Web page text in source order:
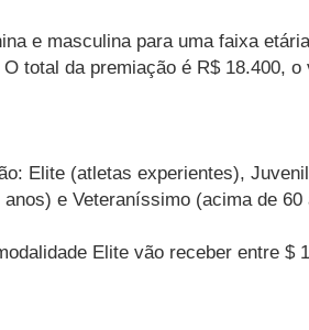
e masculina para uma faixa
total da premiação é R$ 18.400,
Elite (atletas experientes),
e Veteraníssimo (acima de 60
Elite vão receber entre